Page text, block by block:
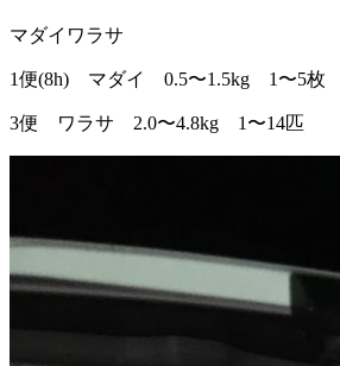
マダイ ワラサ
1便(8h) マダイ 0.5〜1.5kg 1〜5枚
3便 ワラサ 2.0〜4.8kg 1〜14匹